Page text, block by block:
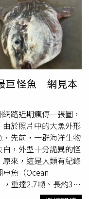
會出現在沙灘上。
東南沿海，但由於人
減，成為瀕危物種之
岸。一名少年在海邊
乾，趕緊帶往警察局
聞》指出，浙江溫
著11歲弟弟到東海塘
）在原地一動也不
由於身形特殊，讓他
，當下擔心鱟會被太
長商量後，決定與弟
出鱟的名稱，讓警察
發現牠身上並未有受
往附近海邊放生。據
顯示，鱟擁有4隻眼
生代泥盆紀，甚至比
體長可達60公分，體
動物不同，由於鱟的外
巨怪魚 網見本
路近期瘋傳一張圖，
由於照片中的大魚外形
先前，一群海洋生物
，外型十分詭異的怪
來，這是人類有紀錄
魚（Ocean
重達2.7噸、長約3.2
2公尺的「大海怪」。